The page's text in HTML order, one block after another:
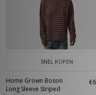
SNEL KOPEN
Home Grown Boson
Long Sleeve Striped